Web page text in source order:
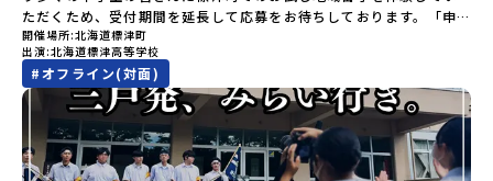
参加できなくなった場合について参加決定後の参加お取り消しはご
遠慮下さい。やむを得ないお取り消しの場合はお早めに事務局まで
ご連絡ください。・キャンセルポリシーやむを得ない参加お取り消
しの場合、以下のルールに沿って対応させていただきます。ご了承
ください。プログラム開催日の前日＜7月17日＞から、【キャンセル
のご連絡日：お支払いいただく旅行代金】・21日目にあたる日以
前：無料・20日目-8日目：20％・7日目-2日目：30％・プログラム
開始日の前日：40％・プログラム開始日当日：50％・ご連絡無しで
「大樹町」の内容を具体的に深掘りしたい方へ〜全体説明を聞いた
うえで、「大樹町では具体的に何をするの？」「どんな町なの？」
という疑問にお答えする説明会です。大樹町ならではの豊かな文化
や、2泊3日のプログラムの中身をたっぷりとお伝えします。日
時： 5月13日(水) 19：00〜19：40内 容： 大樹町ってどんなとこ
ろ？プログラム詳細解説、質疑応答お申し込み：https://c-
mirai.jp/events/002112お気軽にどうぞ！「はじめての一人旅だ
けど大丈夫？」「どんな体験ができるの？」そんな保護者様の不安
ステップアップ説明会プログラムの内容を詳しく知りたい方や、お
申し込みを迷われている方向けにZoomでのオンライン配信を行い
ます。知りたい情報のレベルに合わせて、以下の2つのステップをご
活用ください。【STEP 1】全体オンライン説明会（アーカイブ動画
を公開中！）〜まずは「おためし地域留学」を知りたい方へ〜日本
全国20以上の地域から選んで参加できる「おためし地域留学」の全
体像や魅力について、説明会を開催しました。中学生一人での参加
にあたり、保護者様が特に気になる「安全面」や「事務局のサポー
できます。世界でここだけ！地球のチカラを使った幻想的なグラデ
ーションのアートづくりをぜひ体験してみてください！さらに八幡
平市は自然（山）の恵みを生かした料理がとても美味しい地域で
す。みなさんの地元の味とは違う「岩手の郷土料理」を味わって楽
しんでください🎵今回はこの大自然や文化が魅力的な八幡平市で、
日本全国から集まる中学生や「平舘（たいらだて）高校」の高校生
と一緒にさまざまなアクティビティを体験していただきます。他に
はないスペシャルな魅力がギュッと詰まった岩手県八幡平市で五感
を使いながら、まちの魅力を一緒に探究してみませんか？地域と一
ただくため、受付期間を延長して応募をお待ちしております。「申
し込みのタイミングを逃してしまった」という方も、この機会にぜ
ひ一歩踏み出してみませんか？※都合により締め切りを早める場合
がございます。お早目にご応募ください！-------奨学金のお知らせ-
------＼返還不要・3年間最大72万／💡北海道の高校留学に【毎月2
万円】の給付型奨学金～夢に向かって一歩踏み出す、あなたの未来
を応援！～ 詳細・条件はこちらから-----------------------------
----＜体験費・宿泊費が無料！＞一万年前から続く自然と人の暮らし
開催場所 北海道標津町
出演 北海道標津高等学校
#オフライン(対面)